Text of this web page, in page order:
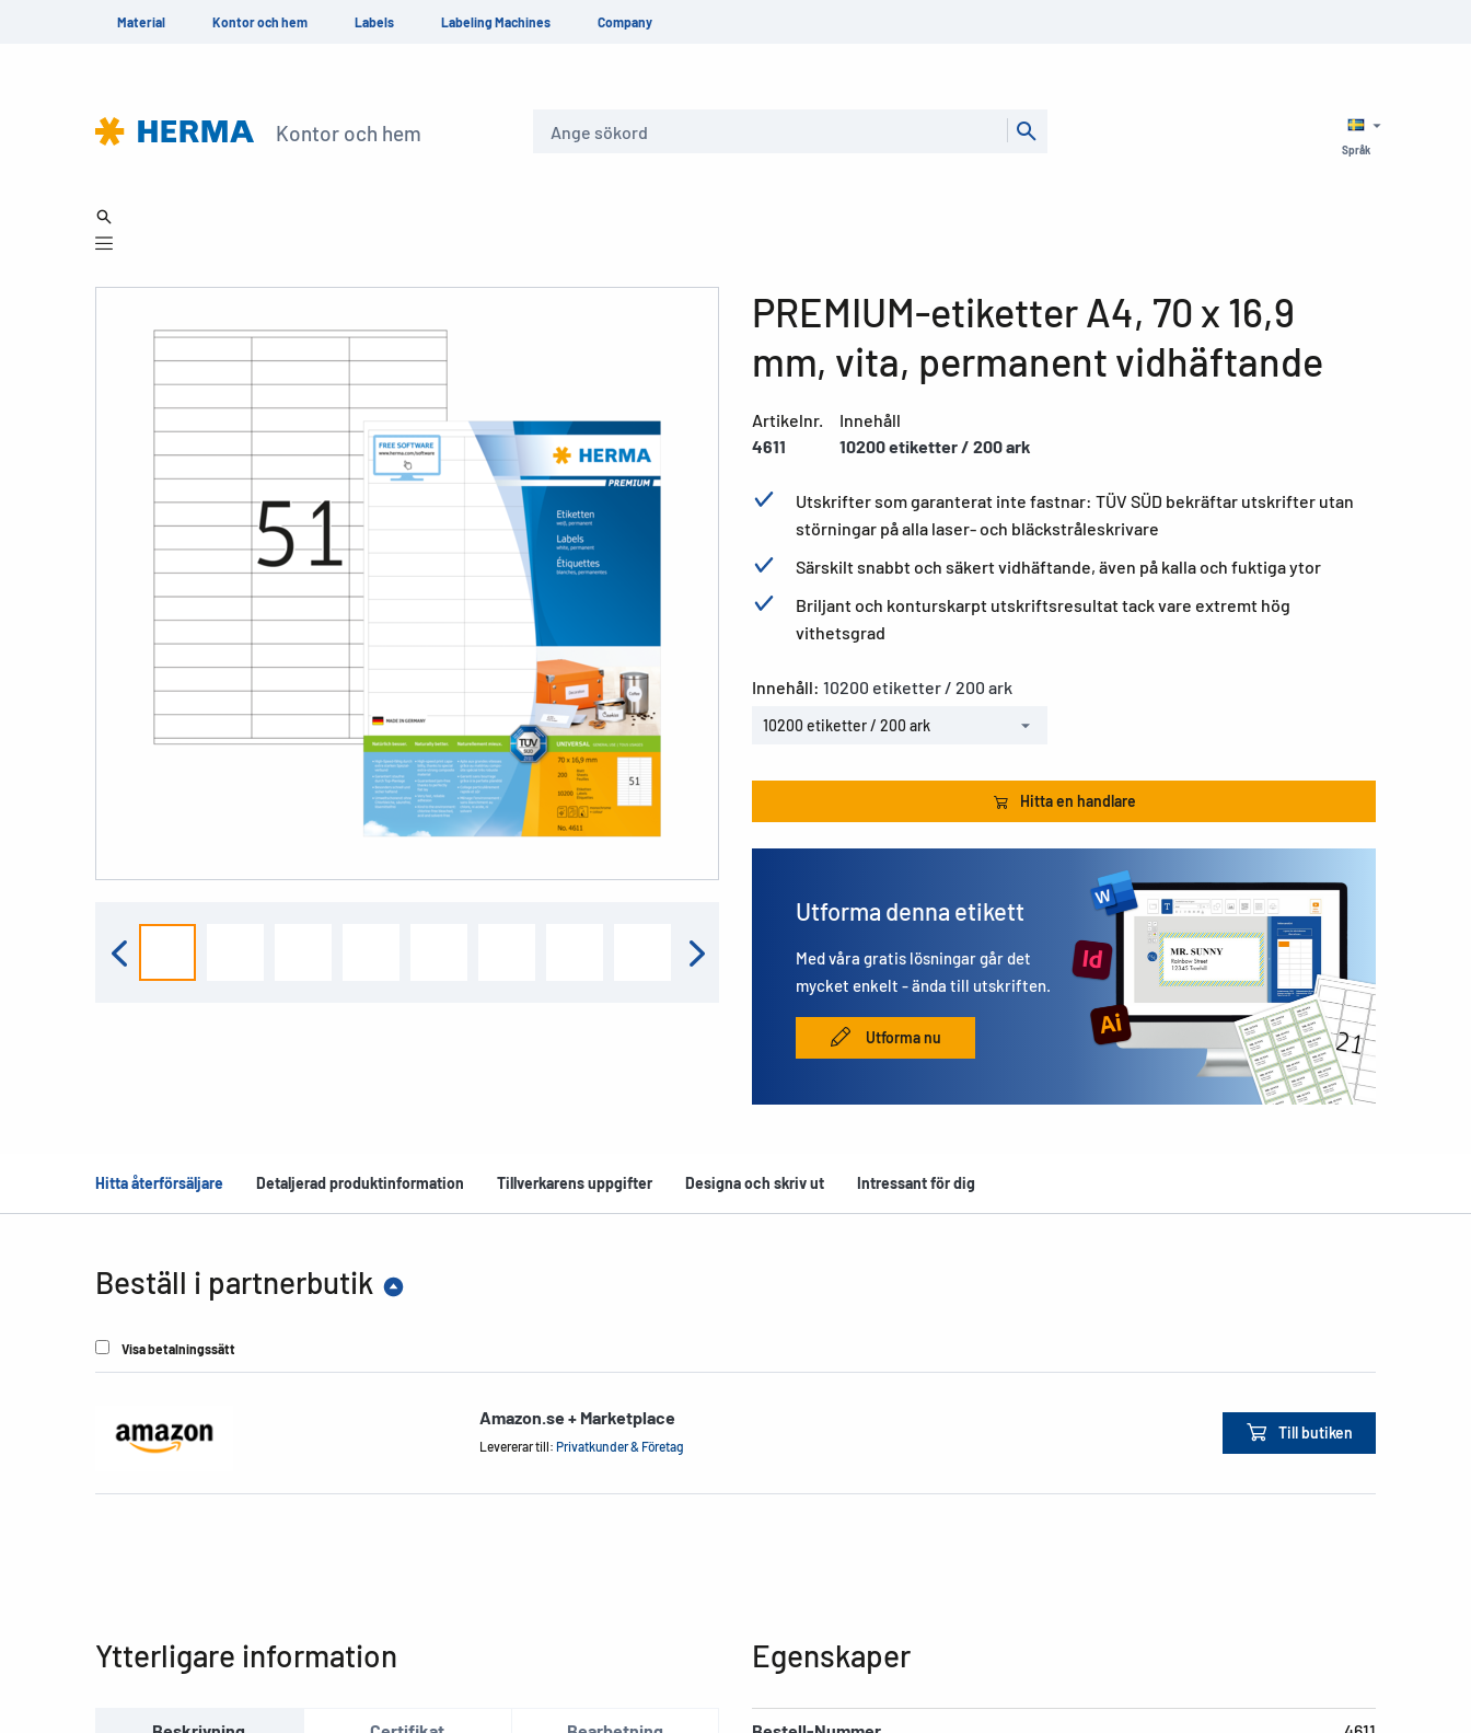
Material Kontor och hem Labels Labeling Machines Company
Kontor och hem
Språk
PREMIUM-etiketter A4, 70 x 16,9
mm, vita, permanent vidhäftande
Artikelnr.
4611
Innehåll
10200 etiketter / 200 ark
Utskrifter som garanterat inte fastnar: TÜV SÜD bekräftar utskrifter utan
störningar på alla laser- och bläckstråleskrivare
Särskilt snabbt och säkert vidhäftande, även på kalla och fuktiga ytor
Briljant och konturskarpt utskriftsresultat tack vare extremt hög
vithetsgrad
Innehåll: 10200 etiketter / 200 ark
10200 etiketter / 200 ark
Hitta en handlare
Utforma denna etikett
Med våra gratis lösningar går det
mycket enkelt - ända till utskriften.
Utforma nu
Hitta återförsäljare Detaljerad produktinformation Tillverkarens uppgifter Designa och skriv ut Intressant för dig
Beställ i partnerbutik
Visa betalningssätt
Amazon.se + Marketplace
Levererar till: Privatkunder & Företag
Till butiken
Ytterligare information Egenskaper